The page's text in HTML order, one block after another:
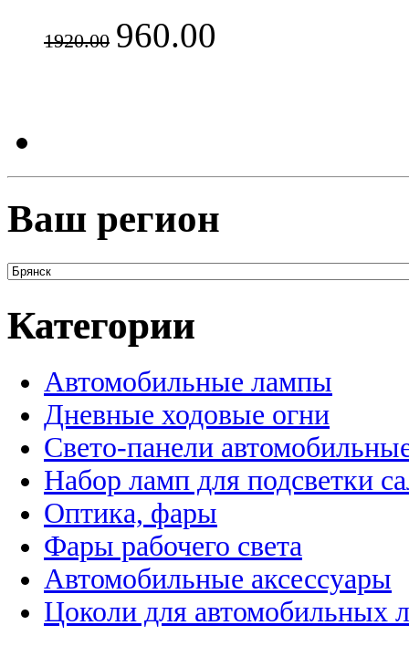
1920.00 960.00
Ваш регион
Категории
Автомобильные лампы
Дневные ходовые огни
Свето-панели
Набор ламп для подсветки
Оптика, фары
Фары рабочего света
Автомобильные аксессуары
Цоколи для автомобильных